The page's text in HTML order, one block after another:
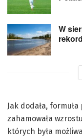
W
Jak dodała,
zahamowała
których była